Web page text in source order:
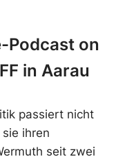
Podcast on
in Aarau
passiert nicht
ihren
seit zwei